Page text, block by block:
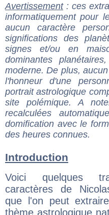
Avertissement: ces
informatiquement pour
aucun caractère
significations des
signes et/ou en
dominantes
moderne. De plus,
l'honneur d'une
portrait astrologique
site polémique. A
recalculées
domification avec le
des heures connues.
Introduction
Voici quelques
caractères de
que l'on peut
thème astrologique